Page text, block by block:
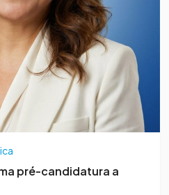
pré-candidatura a